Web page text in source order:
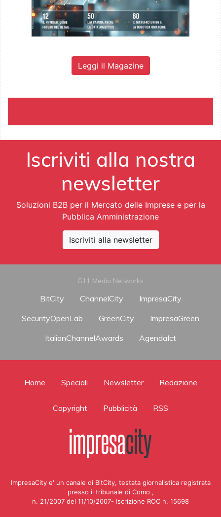
Leggi il Magazine
Iscriviti alla nostra
newsletter
Soluzioni B2B per il Mercato delle Imprese e per la
Pubblica Amministrazione
Iscriviti alla newsletter
G11 Media Networks
BitCity ChannelCity
ImpresaCity
SecurityOpenLab
GreenCity
ImpresaGreen
ItalianChannelAwards
AgendaIct
Home Speciali Newsletter Redazione
Copyright Pubblicità RSS
ImpresaCity e' un canale di BitCity, testata giornalistica registrata
presso il tribunale di Como ,
n. 21/2007 del 11/10/2007- Iscrizione ROC n. 15698